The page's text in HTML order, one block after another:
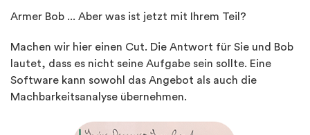
Armer Bob ... Aber was ist jetzt mit Ihrem Teil?
Machen wir hier einen Cut. Die Antwort für Sie und Bob
lautet, dass es nicht seine Aufgabe sein sollte. Eine
Software kann sowohl das Angebot als auch die
Machbarkeitsanalyse übernehmen.